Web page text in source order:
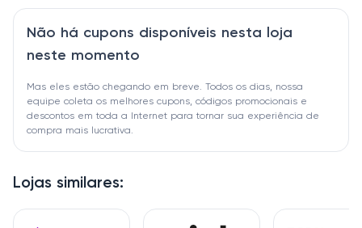
Lojas similares:
Não há cupons disponíveis nesta loja
neste momento
Mas eles estão chegando em breve. Todos os dias, nossa
equipe coleta os melhores cupons, códigos promocionais e
descontos em toda a Internet para tornar sua experiência de
compra mais lucrativa.